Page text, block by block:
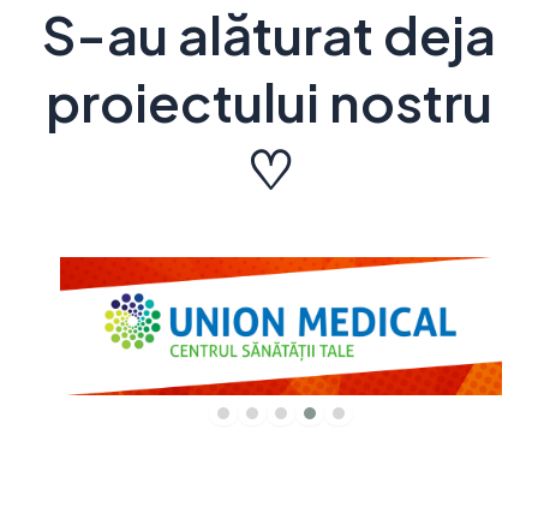
S-au alăturat deja
proiectului nostru
♡